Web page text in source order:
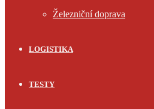
Železniční doprava
LOGISTIKA
TESTY